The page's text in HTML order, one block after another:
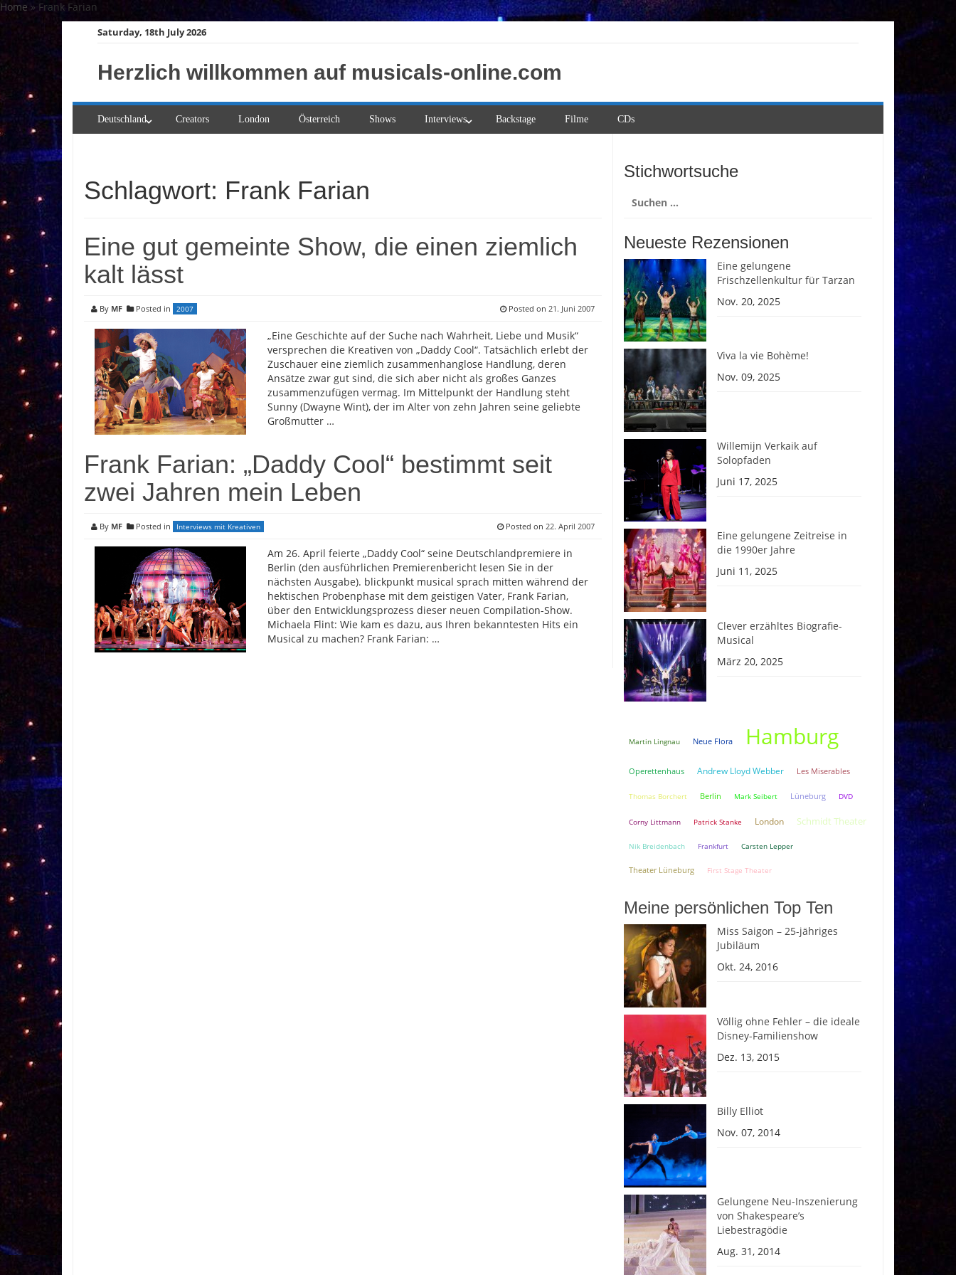
Skip
Home » Frank Farian
Saturday, 18th July 2026
Herzlich willkommen auf musicals-online.com
Deutschland Creators London Österreich Shows Interviews Backstage Filme CDs
Schlagwort: Frank Farian
Eine gut gemeinte Show, die einen ziemlich
kalt lässt
By MF Posted in 2007 Posted on 21. Juni 2007
„Eine Geschichte auf der Suche nach Wahrheit, Liebe und Musik“
versprechen die Kreativen von „Daddy Cool“. Tatsächlich erlebt der
Zuschauer eine ziemlich zusammenhanglose Handlung, deren
Ansätze zwar gut sind, die sich aber nicht als großes Ganzes
zusammenzufügen vermag. Im Mittelpunkt der Handlung steht
Sunny (Dwayne Wint), der im Alter von zehn Jahren seine geliebte
Großmutter …
Frank Farian: „Daddy Cool“ bestimmt seit
zwei Jahren mein Leben
By MF Posted in Interviews mit Kreativen Posted on 22. April 2007
Am 26. April feierte „Daddy Cool“ seine Deutschlandpremiere in
Berlin (den ausführlichen Premierenbericht lesen Sie in der
nächsten Ausgabe). blickpunkt musical sprach mitten während der
hektischen Probenphase mit dem geistigen Vater, Frank Farian,
über den Entwicklungsprozess dieser neuen Compilation-Show.
Michaela Flint: Wie kam es dazu, aus Ihren bekanntesten Hits ein
Musical zu machen? Frank Farian: …
Stichwortsuche
nach:
Neueste Rezensionen
Eine gelungene
Frischzellenkultur für Tarzan
Nov. 20, 2025
Viva la vie Bohème!
Nov. 09, 2025
Willemijn Verkaik auf
Solopfaden
Juni 17, 2025
Eine gelungene Zeitreise in
die 1990er Jahre
Juni 11, 2025
Clever erzähltes Biografie-
Musical
März 20, 2025
Martin Lingnau Neue Flora Hamburg
Operettenhaus Andrew Lloyd Webber Les Miserables
Thomas Borchert Berlin Mark Seibert Lüneburg DVD
Corny Littmann Patrick Stanke London Schmidt Theater
Nik Breidenbach Frankfurt Carsten Lepper
Theater Lüneburg First Stage Theater
Meine persönlichen Top Ten
Miss Saigon – 25-jähriges
Jubiläum
Okt. 24, 2016
Völlig ohne Fehler – die ideale
Disney-Familienshow
Dez. 13, 2015
Billy Elliot
Nov. 07, 2014
Gelungene Neu-Inszenierung
von Shakespeare’s
Liebestragödie
Aug. 31, 2014